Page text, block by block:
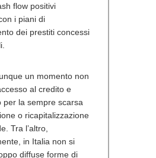
flow positivi
i piani di
dei prestiti concessi
un momento non
al credito e
per la sempre scarsa
o ricapitalizzazione
Tra l’altro,
in Italia non si
diffuse forme di